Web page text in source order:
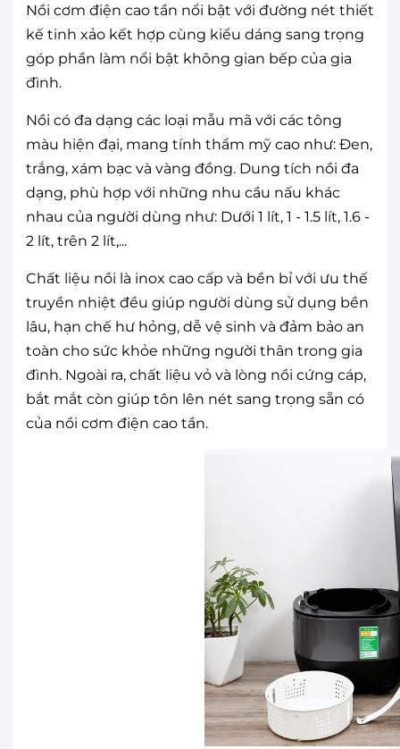
Nồi cơm điện cao tần nổi bật với đường nét thiết
kế tinh xảo kết hợp cùng kiểu dáng sang trọng
góp phần làm nổi bật không gian bếp của gia
đình.
Nồi có đa dạng các loại mẫu mã với các tông
màu hiện đại, mang tính thẩm mỹ cao như: Đen,
trắng, xám bạc và vàng đồng. Dung tích nồi đa
dạng, phù hợp với những nhu cầu nấu khác
nhau của người dùng như: Dưới 1 lít, 1 - 1.5 lít, 1.6 -
2 lít, trên 2 lít,...
Chất liệu nồi là inox cao cấp và bền bỉ với ưu thế
truyền nhiệt đều giúp người dùng sử dụng bền
lâu, hạn chế hư hỏng, dễ vệ sinh và đảm bảo an
toàn cho sức khỏe những người thân trong gia
đình. Ngoài ra, chất liệu vỏ và lòng nồi cứng cáp,
bắt mắt còn giúp tôn lên nét sang trọng sẵn có
của nồi cơm điện cao tần.